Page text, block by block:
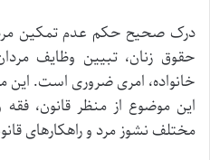
درک صحیح حکم عدم تمکین
حقوق زنان، تبیین وظایف
خانواده، امری ضروری است.
این موضوع از منظر قانون، فقه
مختلف نشوز مرد و راهکارهای